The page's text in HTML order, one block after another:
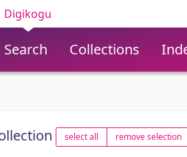
Digikogu
Search Collections
select all remove selection